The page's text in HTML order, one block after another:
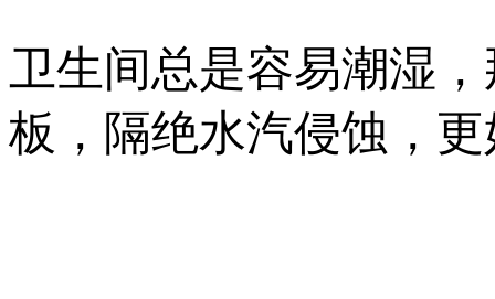
卫生间总是容易潮湿
板，隔绝水汽侵蚀，